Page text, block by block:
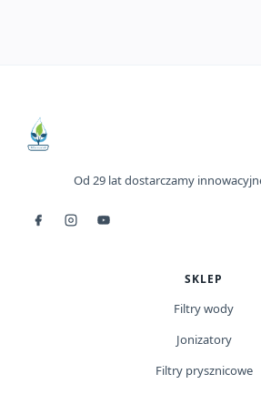
Od 29 lat dostarczamy
SKLEP
Filtry wody
Jonizatory
Filtry prysznicowe